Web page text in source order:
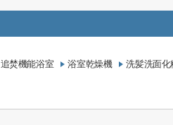
追焚機能浴室 浴室乾燥機
洗髪洗面化